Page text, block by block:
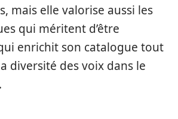
mais elle valorise aussi les
qui méritent d’être
enrichit son catalogue tout
diversité des voix dans le